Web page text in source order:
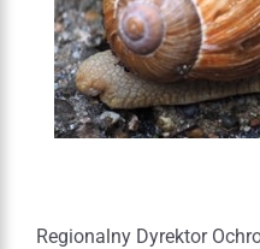
Regionalny Dyrektor